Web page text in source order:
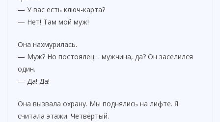
— У вас есть ключ-карта?
— Нет! Там мой муж!
Она нахмурилась.
— Муж? Но постоялец… мужчина, да? Он заселился
один.
— Да! Да!
Она вызвала охрану. Мы поднялись на лифте. Я
считала этажи. Четвёртый.